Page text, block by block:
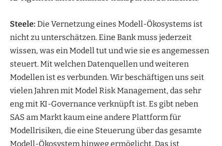
Steele: Die Vernetzung eines Modell-Ökosystems ist
nicht zu unterschätzen. Eine Bank muss jederzeit
wissen, was ein Modell tut und wie sie es angemessen
steuert. Mit welchen Datenquellen und weiteren
Modellen ist es verbunden. Wir beschäftigen uns seit
vielen Jahren mit Model Risk Management, das sehr
eng mit KI-Governance verknüpft ist. Es gibt neben
SAS am Markt kaum eine andere Plattform für
Modellrisiken, die eine Steuerung über das gesamte
Modell-Ökosystem hinweg ermöglicht. Das ist